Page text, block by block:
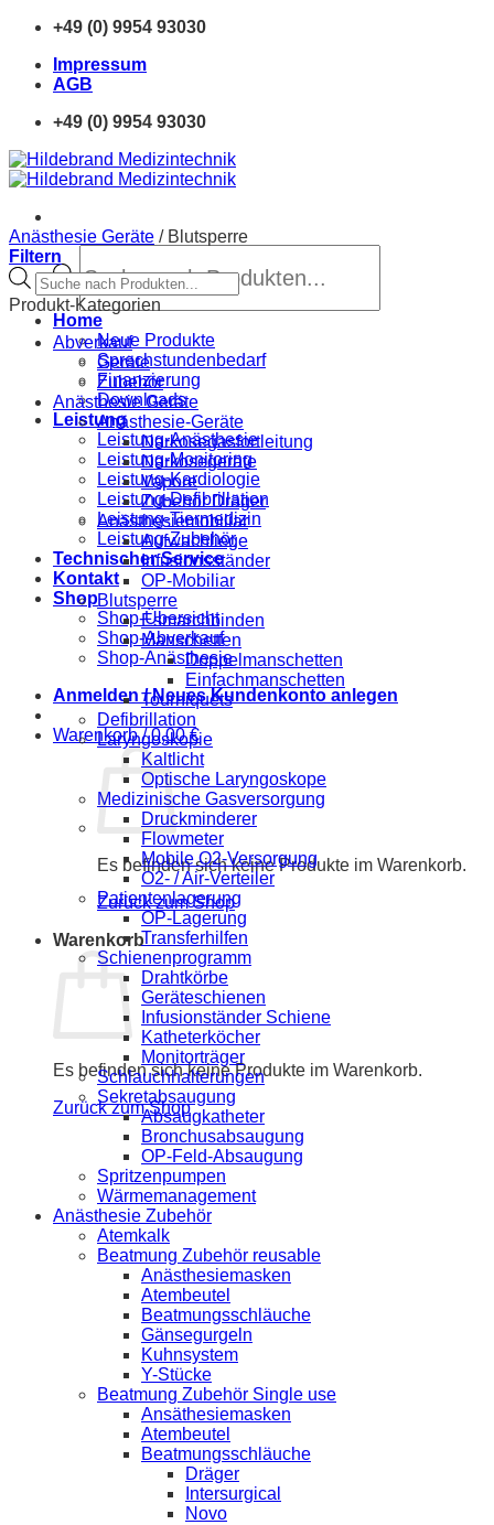
Zum
springen
+49 (0) 9954 93030
Impressum
AGB
+49 (0) 9954 93030
search
Home
Neue Produkte
Sprechstundenbedarf
Finanzierung
Downloads
Leistung
Leistung-Anästhesie
Leistung-Monitoring
Leistung-Kardiologie
Leistung-Defibrillation
Leistung-Tiermedizin
Leistung-Zubehör
Technischer Service
Kontakt
Shop
Shop-Übersicht
Shop-Abverkauf
Shop-Anästhesie
Anmelden / Neues Kundenkonto anlegen
Warenkorb /0,00€
Es befinden sich keine Produkte im Warenkorb.
Zurück zum Shop
Warenkorb
Es befinden sich keine Produkte im Warenkorb.
Zurück zum Shop
Anästhesie Geräte /Blutsperre
Filtern
Products
search
Produkt-Kategorien
Abverkauf
Geräte
Zubehör
Anästhesie Geräte
Anästhesie-Geräte
Narkosegasfortleitung
Narkosegeräte
Vapore
Zubehör Dräger
Anästhesiemobiliar
Aufwachliege
Infusionsständer
OP-Mobiliar
Blutsperre
Esmarchbinden
Manschetten
Doppelmanschetten
Einfachmanschetten
Tourniquets
Defibrillation
Laryngoskopie
Kaltlicht
Optische Laryngoskope
Medizinische Gasversorgung
Druckminderer
Flowmeter
Mobile O2-Versorgung
O2- / Air-Verteiler
Patientenlagerung
OP-Lagerung
Transferhilfen
Schienenprogramm
Drahtkörbe
Geräteschienen
Infusionständer Schiene
Katheterköcher
Monitorträger
Schlauchhalterungen
Sekretabsaugung
Absaugkatheter
Bronchusabsaugung
OP-Feld-Absaugung
Spritzenpumpen
Wärmemanagement
Anästhesie Zubehör
Atemkalk
Beatmung Zubehör reusable
Anästhesiemasken
Atembeutel
Beatmungsschläuche
Gänsegurgeln
Kuhnsystem
Y-Stücke
Beatmung Zubehör Single use
Ansäthesiemasken
Atembeutel
Beatmungsschläuche
Dräger
Intersurgical
Novo